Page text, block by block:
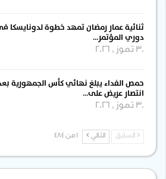
ثنائية عمار رمضان تمهد خطوة لدونايسكا في
دوري المؤتمر…
30 تموز , 2026
حمص الفداء يبلغ نهائي كأس الجمهورية بعد
انتصار عريض على…
30 تموز , 2026
السابق التالي